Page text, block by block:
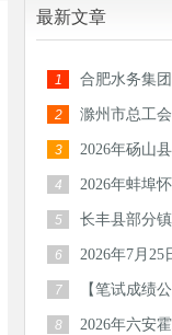
最新文章
1 合肥水务集
2
滁州市总工
者和专
3
2026年砀山
员公告
4
2026年蚌埠
30人公
5
长丰县部分
区）后备
6 2026年7月25
7
【笔试成绩
公开招
8
2026年六安